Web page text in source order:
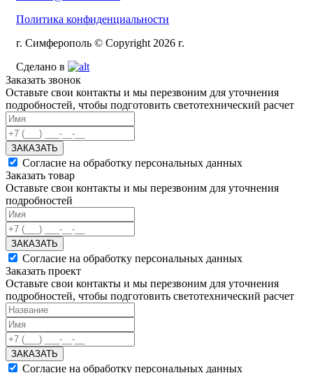
Политика конфиденциальности
г. Симферополь © Copyright 2026 г.
Сделано в
Заказать звонок
Оставьте свои контакты и мы перезвоним для уточнения
подробностей, чтобы подготовить светотехнический расчет
ЗАКАЗАТЬ
Согласие на обработку персональных данных
Заказать товар
Оставьте свои контакты и мы перезвоним для уточнения
подробностей
ЗАКАЗАТЬ
Согласие на обработку персональных данных
Заказать проект
Оставьте свои контакты и мы перезвоним для уточнения
подробностей, чтобы подготовить светотехнический расчет
ЗАКАЗАТЬ
Согласие на обработку персональных данных